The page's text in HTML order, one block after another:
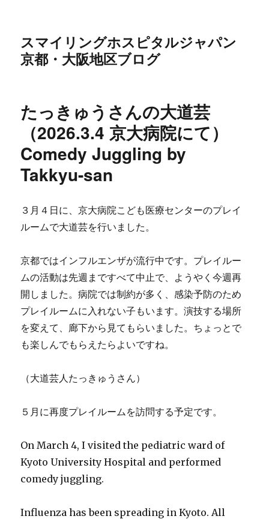
スマイリングホスピタルジャパン
京都・大阪地区ブログ
たっきゅうさんの大道芸
（2026.3.4 京大病院にて）
Comedy Juggling by
Takkyu-san
３月４日に、京大病院こども医療センターのプレイ
ルームで大道芸を行いました。
京都ではインフルエンザが流行中です。プレイルー
ムの活動は先週まですべて中止で、ようやく今週再
開しました。病院では制約が多く、感染予防のため
プレイルームに入れない子もいます。演技する場所
を変えて、廊下から見てもらいました。ちょっとで
も楽しんでもらえたらよいですね。
（大道芸人たっきゅうさん）
５月に再度プレイルームを訪問する予定です。
On March 4, I visited the pediatric ward of
Kyoto University Hospital and performed
comedy juggling.
Influenza has been spreading in Kyoto. All